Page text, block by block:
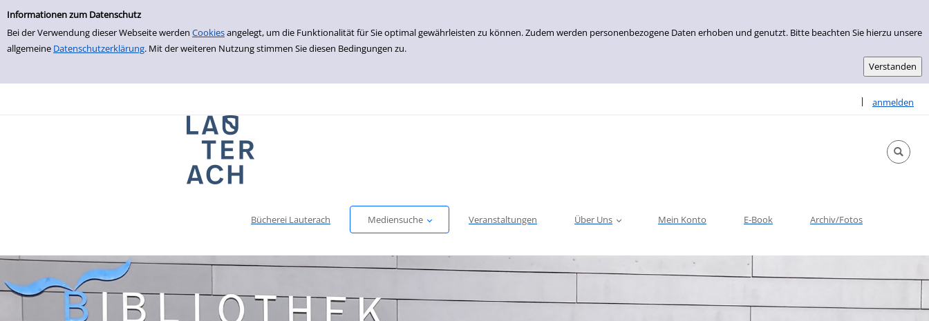
Einfache Suche
Informationen zum Datenschutz
Bei der Verwendung dieser Webseite werden Cookiesangelegt, um die Funktionalität für Sie optimal gewährleisten zu können. Zudem werden personenbezogene Daten erhoben und genutzt. Bitte beachten Sie hierzu unsere
allgemeine Datenschutzerklärung. Mit der weiteren Nutzung stimmen Sie diesen Bedingungen zu.
zur Navigation springen
zum Inhalt springen
Zur Detailanzeige springen
| anmelden
Sprache
Bücherei Lauterach Mediensuche Veranstaltungen Über Uns Mein Konto E-Book Archiv/Fotos